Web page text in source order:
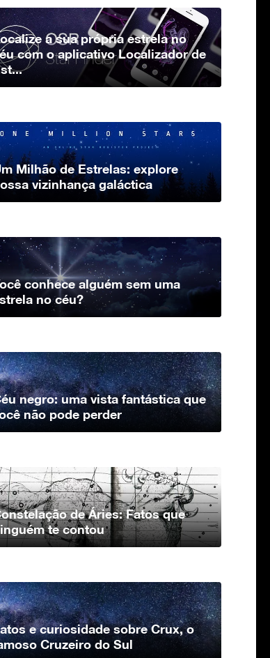
a sua própria estrela no
com o aplicativo Localizador de
Milhão de Estrelas: explore
vizinhança galáctica
conhece alguém sem uma
no céu?
negro: uma vista fantástica que
não pode perder
de Áries: Fatos que
te contou
e curiosidade sobre Crux, o
Cruzeiro do Sul